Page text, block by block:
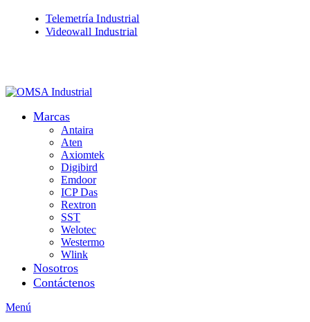
Telemetría Industrial
Videowall Industrial
Marcas
Antaira
Aten
Axiomtek
Digibird
Emdoor
ICP Das
Rextron
SST
Welotec
Westermo
Wlink
Nosotros
Contáctenos
Menú